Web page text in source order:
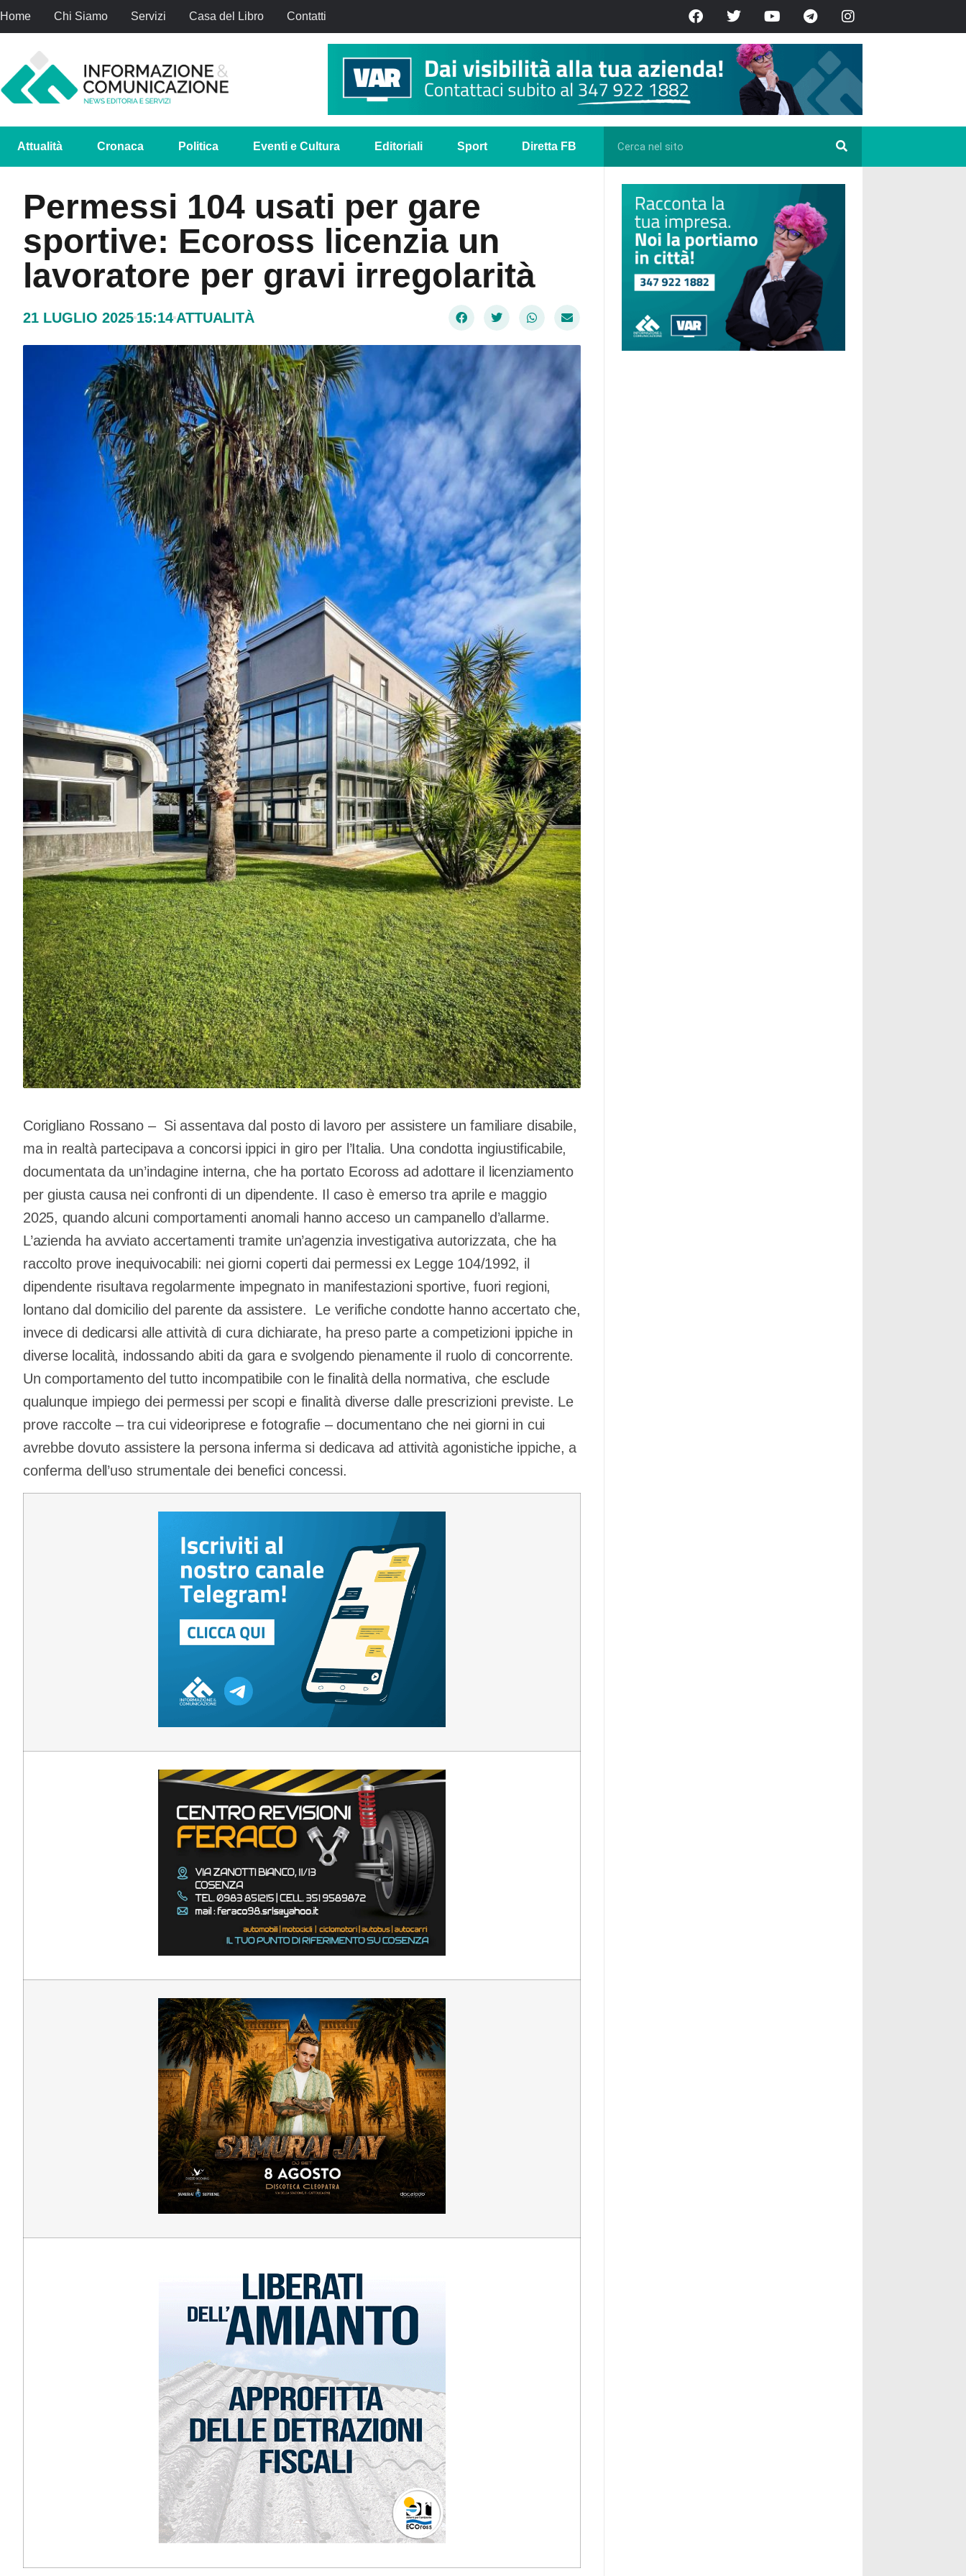
Home Chi Siamo Servizi Casa del Libro Contatti
Attualità Cronaca Politica Eventi e Cultura Editoriali Sport Diretta FB
Permessi 104 usati per gare
sportive: Ecoross licenzia un
lavoratore per gravi irregolarità
21 LUGLIO 2025 15:14 ATTUALITÀ
Corigliano Rossano – Si assentava dal posto di lavoro per assistere un familiare disabile,
ma in realtà partecipava a concorsi ippici in giro per l’Italia. Una condotta ingiustificabile,
documentata da un’indagine interna, che ha portato Ecoross ad adottare il licenziamento
per giusta causa nei confronti di un dipendente. Il caso è emerso tra aprile e maggio
2025, quando alcuni comportamenti anomali hanno acceso un campanello d’allarme.
L’azienda ha avviato accertamenti tramite un’agenzia investigativa autorizzata, che ha
raccolto prove inequivocabili: nei giorni coperti dai permessi ex Legge 104/1992, il
dipendente risultava regolarmente impegnato in manifestazioni sportive, fuori regioni,
lontano dal domicilio del parente da assistere. Le verifiche condotte hanno accertato che,
invece di dedicarsi alle attività di cura dichiarate, ha preso parte a competizioni ippiche in
diverse località, indossando abiti da gara e svolgendo pienamente il ruolo di concorrente.
Un comportamento del tutto incompatibile con le finalità della normativa, che esclude
qualunque impiego dei permessi per scopi e finalità diverse dalle prescrizioni previste. Le
prove raccolte – tra cui videoriprese e fotografie – documentano che nei giorni in cui
avrebbe dovuto assistere la persona inferma si dedicava ad attività agonistiche ippiche, a
conferma dell’uso strumentale dei benefici concessi.